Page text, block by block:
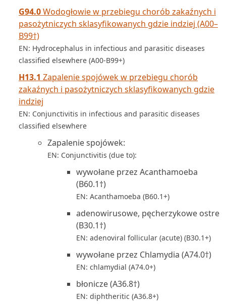
G94.0Wodogłowie w przebiegu chorób zakaźnych i
pasożytniczych sklasyfikowanych gdzie indziej (A00–
B99†)
EN: Hydrocephalus in infectious and parasitic diseases
classified elsewhere (A00-B99+)
H13.1 Zapalenie spojówek w przebiegu chorób
zakaźnych i pasożytniczych sklasyfikowanych gdzie
indziej
EN: Conjunctivitis in infectious and parasitic diseases
classified elsewhere
Zapalenie spojówek:
EN: Conjunctivitis (due to):
wywołane przez Acanthamoeba
(B60.1†)
EN: Acanthamoeba (B60.1+)
adenowirusowe, pęcherzykowe ostre
(B30.1†)
EN: adenoviral follicular (acute) (B30.1+)
wywołane przez Chlamydia (A74.0†)
EN: chlamydial (A74.0+)
błonicze (A36.8†)
EN: diphtheritic (A36.8+)